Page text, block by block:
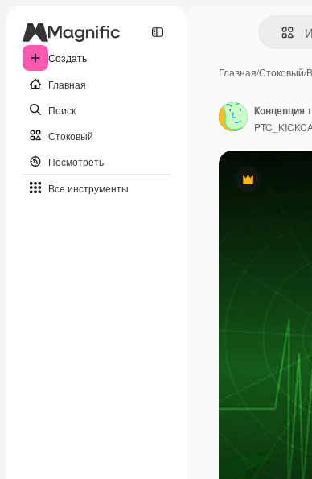
Создать
Главная
Поиск
Стоковый
Посмотреть
Все инструменты
Главная/Стоковый/
Премиум